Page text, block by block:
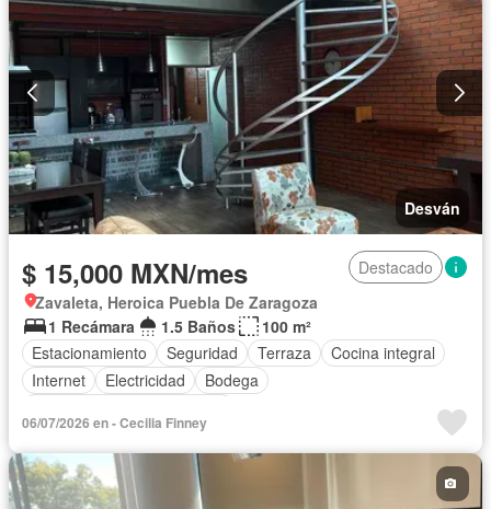
Desván
$ 15,000 MXN/mes
Destacado
Zavaleta, Heroica Puebla De Zaragoza
1 Recámara
1.5 Baños
100 m²
Estacionamiento
Seguridad Terraza
Cocina integral
Internet
Electricidad
Bodega
06/07/2026 en - Cecilia Finney